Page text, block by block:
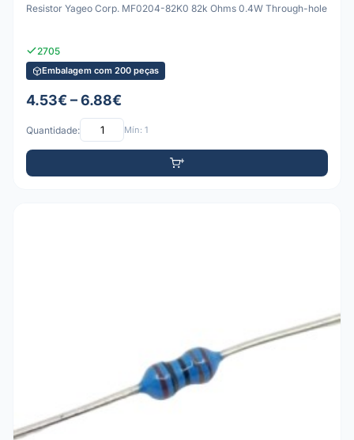
Resistor Yageo Corp. MF0204-82K0 82k Ohms 0.4W Through-hole
2705
Embalagem com 200 peças
4.53€ – 6.88€
Quantidade: Mín: 1